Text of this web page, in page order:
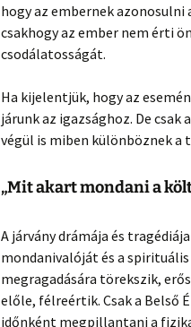
hogy az embernek
csakhogy az ember nem érti
csodálatosságát.
Ha kijelentjük, hogy az
járunk az igazsághoz. De
végül is miben különböznek a
„Mit akart mondani a
A járvány drámája és
mondanivalóját és a
megragadására törekszik,
előle, félreértik. Csak a Belső
időnként megpillantani a